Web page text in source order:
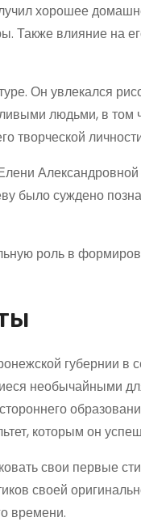
хорошее
Также влияние на
Он увлекался
людьми, в том
творческой
было суждено
роль в
губернии
необычайными
которым он
свои первые
своей
времени.